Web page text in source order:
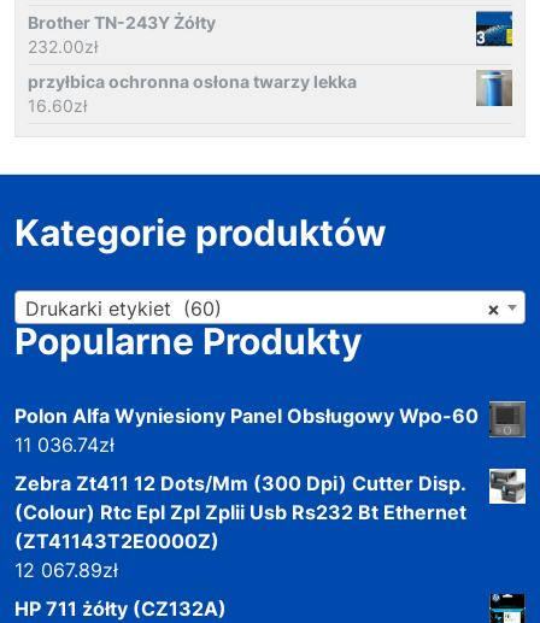
Brother TN-243Y Żółty
232.00zł
przyłbica ochronna osłona twarzy lekka
16.60zł
Kategorie produktów
×
Drukarki etykiet (60)
Popularne Produkty
Polon Alfa Wyniesiony Panel Obsługowy Wpo-60
11 036.74zł
Zebra Zt411 12 Dots/Mm (300 Dpi) Cutter Disp.
(Colour) Rtc Epl Zpl Zplii Usb Rs232 Bt Ethernet
(ZT41143T2E0000Z)
12 067.89zł
HP 711 żółty (CZ132A)